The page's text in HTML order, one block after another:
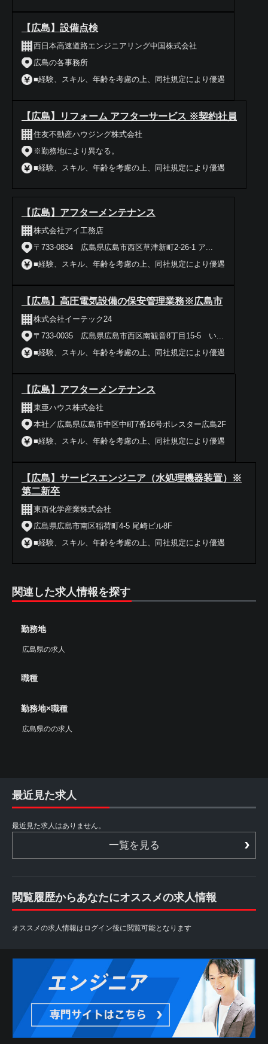
【広島】設備点検
西日本高速道路エンジニアリング中国株式会社
広島の各事務所
■経験、スキル、年齢を考慮の上、同社規定により優遇
【広島】リフォーム アフターサービス ※契約社員
住友不動産ハウジング株式会社
※勤務地により異なる。
■経験、スキル、年齢を考慮の上、同社規定により優遇
【広島】アフターメンテナンス
株式会社アイ工務店
〒733-0834 広島県広島市西区草津新町2-26-1 ア...
■経験、スキル、年齢を考慮の上、同社規定により優遇
【広島】高圧電気設備の保安管理業務※広島市
株式会社イーテック24
〒733-0035 広島県広島市西区南観音8丁目15‐5 い...
■経験、スキル、年齢を考慮の上、同社規定により優遇
【広島】アフターメンテナンス
東亜ハウス株式会社
本社／広島県広島市中区中町7番16号ポレスター広島2F
■経験、スキル、年齢を考慮の上、同社規定により優遇
【広島】サービスエンジニア（水処理機器装置）※
第二新卒
東西化学産業株式会社
広島県広島市南区稲荷町4-5 尾崎ビル8F
■経験、スキル、年齢を考慮の上、同社規定により優遇
関連した求人情報を探す
勤務地
広島県の求人
職種
勤務地×職種
広島県のの求人
最近見た求人
最近見た求人はありません。
一覧を見る
閲覧履歴からあなたにオススメの求人情報
オススメの求人情報はログイン後に閲覧可能となります